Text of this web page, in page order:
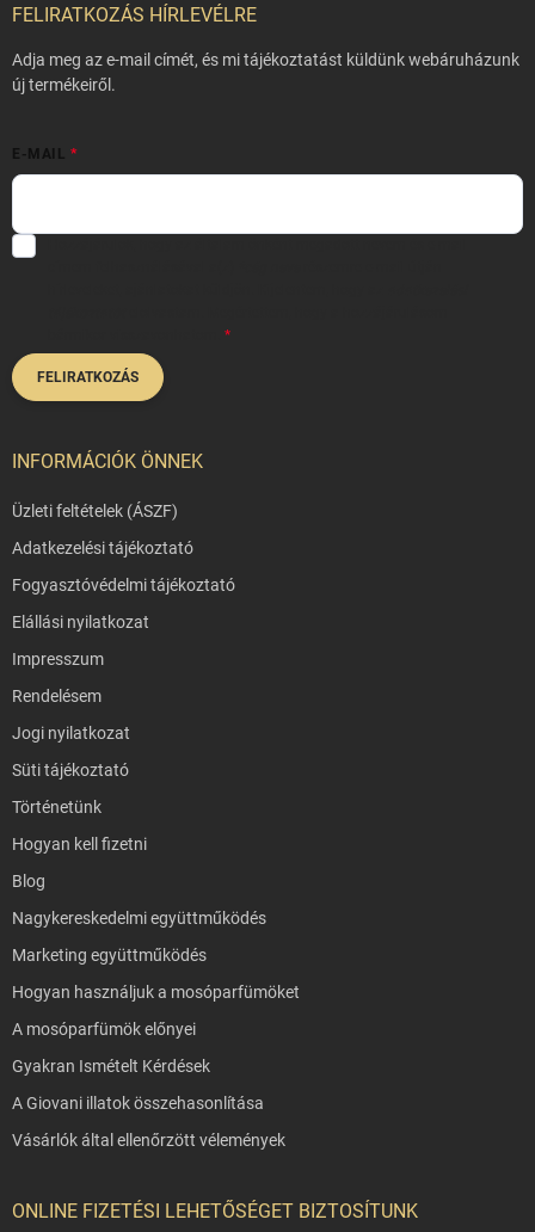
FELIRATKOZÁS HÍRLEVÉLRE
Adja meg az e-mail címét, és mi tájékoztatást küldünk webáruházunk
új termékeiről.
E-MAIL
FELIRATKOZÁS
INFORMÁCIÓK ÖNNEK
Üzleti feltételek (ÁSZF)
Adatkezelési tájékoztató
Fogyasztóvédelmi tájékoztató
Elállási nyilatkozat
Impresszum
Rendelésem
Jogi nyilatkozat
Süti tájékoztató
Történetünk
Hogyan kell fizetni
Blog
Nagykereskedelmi együttműködés
Marketing együttműködés
Hogyan használjuk a mosóparfümöket
A mosóparfümök előnyei
Gyakran Ismételt Kérdések
A Giovani illatok összehasonlítása
Vásárlók által ellenőrzött vélemények
ONLINE FIZETÉSI LEHETŐSÉGET BIZTOSÍTUNK